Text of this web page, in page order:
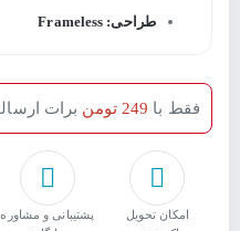
طراحی: Frameless
امکان تحویل
پشتیبانی و مشاوره
فقط با 249 تومن برات